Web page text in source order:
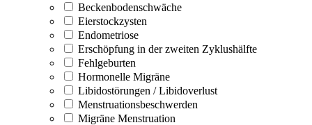
Beckenbodenschwäche
Eierstockzysten
Endometriose
Erschöpfung in der zweiten Zyklushälfte
Fehlgeburten
Hormonelle Migräne
Libidostörungen / Libidoverlust
Menstruationsbeschwerden
Migräne Menstruation